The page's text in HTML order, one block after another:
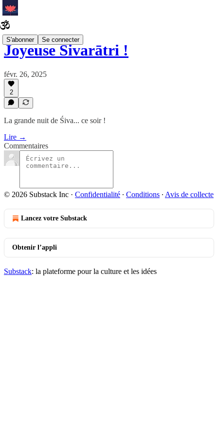
S'abonner Se connecter
Joyeuse Śivarātri !
févr. 26, 2025
2
La grande nuit de Śiva... ce soir !
Lire →
Commentaires
© 2026 Substack Inc · Confidentialité ∙ Conditions ∙ Avis de collecte
Lancez votre Substack
Obtenir l’appli
Substack: la plateforme pour la culture et les idées